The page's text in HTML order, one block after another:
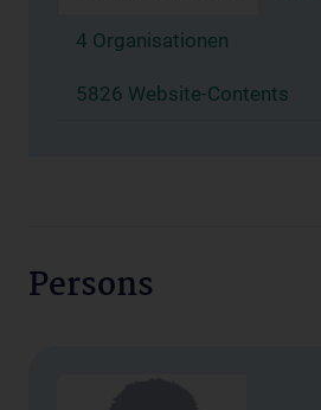
4 Organisationen
5826 Website-Contents
Persons